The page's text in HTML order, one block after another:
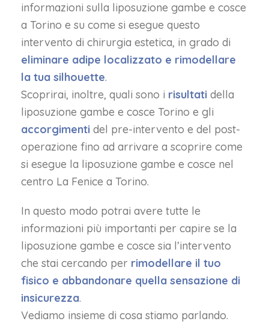
informazioni sulla liposuzione gambe e cosce
a Torino e su come si esegue questo
intervento di chirurgia estetica, in grado di
eliminare adipe localizzato e rimodellare
la tua silhouette.
Scoprirai, inoltre, quali sono i risultati della
liposuzione gambe e cosce Torino e gli
accorgimenti del pre-intervento e del post-
operazione fino ad arrivare a scoprire come
si esegue la liposuzione gambe e cosce nel
centro La Fenice a Torino.
In questo modo potrai avere tutte le
informazioni più importanti per capire se la
liposuzione gambe e cosce sia l’intervento
che stai cercando per rimodellare il tuo
fisico e abbandonare quella sensazione di
insicurezza.
Vediamo insieme di cosa stiamo parlando.